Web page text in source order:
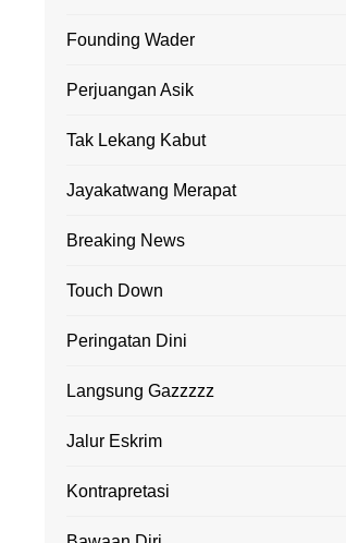
Founding Wader
Perjuangan Asik
Tak Lekang Kabut
Jayakatwang Merapat
Breaking News
Touch Down
Peringatan Dini
Langsung Gazzzzz
Jalur Eskrim
Kontrapretasi